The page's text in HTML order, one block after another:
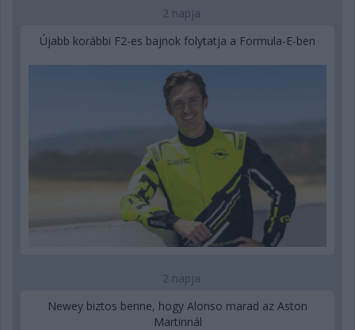
2 napja
Újabb korábbi F2-es bajnok folytatja a Formula-E-ben
2 napja
Newey biztos benne, hogy Alonso marad az Aston
Martinnál